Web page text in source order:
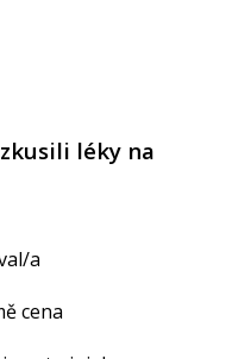
léky na
a
cena